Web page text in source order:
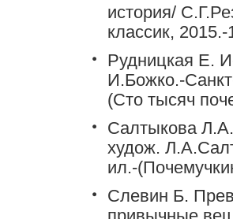
история/
классик,
Рудницкая Е.
И.Божко.-
(Сто тысяч
Салтыкова
худож.
ил.-
Слевин Б.